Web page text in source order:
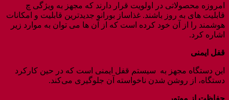
امروزه محصولاتی در اولویت قرار دارند که مجهز به ویژگی چ
قابلیت های به روز باشند. غذاساز بورانو جدیدترین قابلیت و امکانات
هوشمند را از آن خود کرده است که از آن ها می توان به موارد زیر
اشاره کرد.
قفل ایمنی
این دستگاه مجهز به سیستم قفل ایمنی است که در حین کارکرد
دستگاه، از روشن شدن ناخواسته آن جلوگیری می‌کند.
حفاظت از موتور